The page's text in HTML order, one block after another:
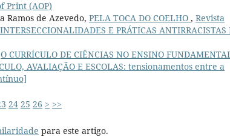
Print (AOP)
Ramos de Azevedo, PELA TOCA DO COELHO , Revista
E PRÁTICAS ANTIRRACISTAS
O CURRÍCULO DE CIÊNCIAS NO ENSINO
AVALIAÇÃO E ESCOLAS: tensionamentos entre a
24 25 26 > >>
para este artigo.